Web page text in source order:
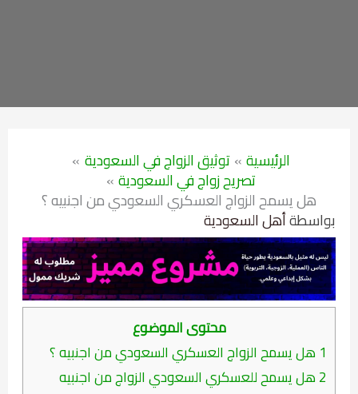
الرئيسية توثيق الزواج في السعودية
تصريح زواج في السعودية
هل يسمح الزواج العسكري السعودي من اجنبيه ؟
بواسطةأهل السعودية
محتوى الموضوع
1 هل يسمح الزواج العسكري السعودي من اجنبيه ؟
2هل يسمح للعسكري السعودي الزواج من اجنبيه